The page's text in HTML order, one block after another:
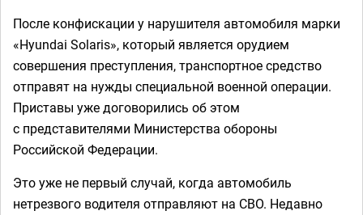
После конфискации у нарушителя автомобиля марки
«Hyundai Solaris», который является орудием
совершения преступления, транспортное средство
отправят на нужды специальной военной операции.
Приставы уже договорились об этом
с представителями Министерства обороны
Российской Федерации.
Это уже не первый случай, когда автомобиль
нетрезвого водителя отправляют на СВО. Недавно